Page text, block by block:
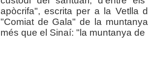
apòcrifa", escrita per a la Vetlla
"Comiat de Gala" de la
més que el Sinaí: "la muntanya